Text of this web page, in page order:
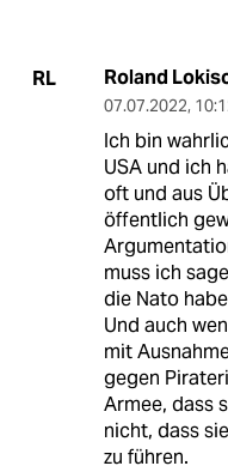
RL Roland
07.07.2022,
Ich bin
USA und ich
oft und aus
öffentlich
muss ich
die Nato
Und auch
mit
gegen
Armee, dass
nicht, dass
zu führen.